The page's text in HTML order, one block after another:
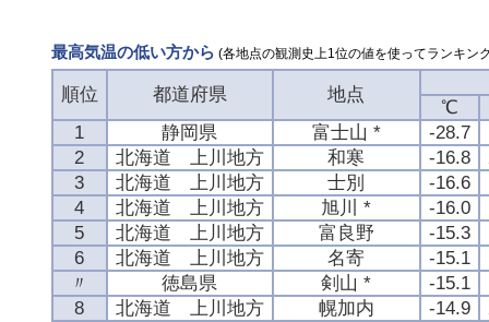
最高気温の低い方から (各地点の観測史上1位の値を使ってランキン
順位 都道府県 地点
℃
1
静岡県 富士山 * -28.7
2
北海道 上川地方 和寒 -16.8
3
北海道 上川地方 士別 -16.6
4
北海道 上川地方 旭川 * -16.0
5
北海道 上川地方 富良野 -15.3
6
北海道 上川地方 名寄 -15.1
〃
徳島県 剣山 * -15.1
8
北海道 上川地方 幌加内 -14.9